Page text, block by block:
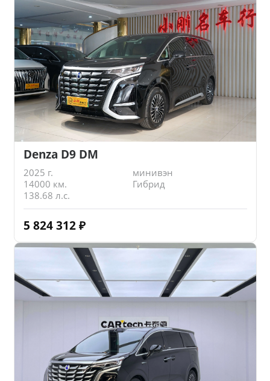
Denza D9 DM
2025 г.
минивэн
14000 км.
Гибрид
138.68 л.с.
5 824 312 ₽